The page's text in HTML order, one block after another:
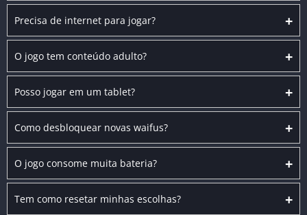
+
Precisa de internet para jogar?
+
O jogo tem conteúdo adulto?
+
Posso jogar em um tablet?
+
Como desbloquear novas waifus?
+
O jogo consome muita bateria?
+
Tem como resetar minhas escolhas?